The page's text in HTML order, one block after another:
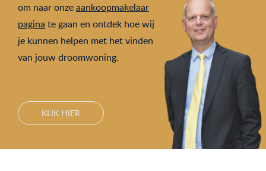
om naar onzeaankoopmakelaar
pagina te gaan en ontdek hoe wij
je kunnen helpen met het vinden
van jouw droomwoning.
KLIK HIER